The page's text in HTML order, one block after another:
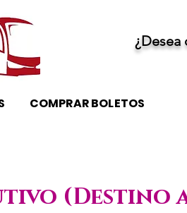
COMPRAR BOLETOS
(Destino